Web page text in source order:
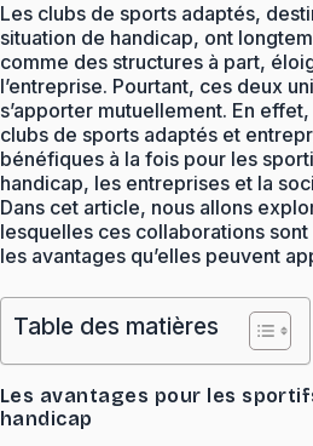
Les clubs de sports adaptés,
situation de handicap, ont
comme des structures à part,
l’entreprise. Pourtant, ces deux
s’apporter mutuellement. En
clubs de sports adaptés et
bénéfiques à la fois pour les
handicap, les entreprises et la
Dans cet article, nous allons
lesquelles ces collaborations
les avantages qu’elles peuvent
Table des matières
Les avantages pour les
handicap